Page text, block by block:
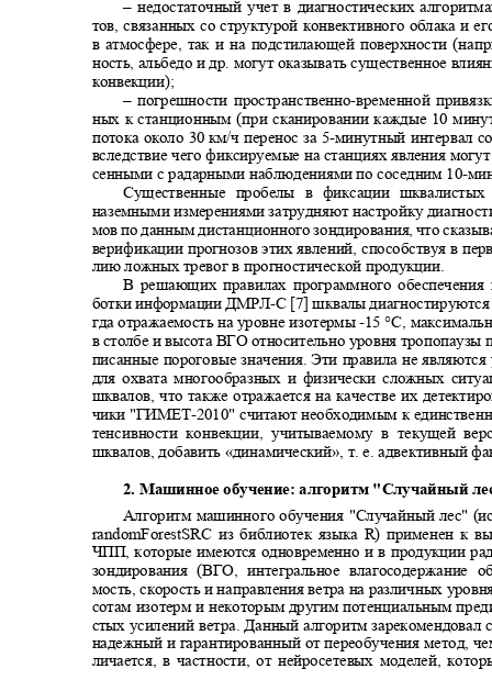
‒ недостаточный учет в диагностических
тов, связанных со структурой конвективного облака и
в атмосфере, так и на подстилающей поверхности
ность, альбедо и др. могут оказывать существенное
конвекции);
‒ погрешности пространственно-временной
ных к станционным (при сканировании каждые 10
потока около 30 км/ч перенос за 5-минутный интервал
вследствие чего фиксируемые на станциях явления
сенными с радарными наблюдениями по соседним 10-
Существенные пробелы в фиксации
наземными измерениями затрудняют настройку
мов по данным дистанционного зондирования, что
верификации прогнозов этих явлений, способствуя в
лию ложных тревог в прогностической продукции.
В решающих правилах программного
ботки информации ДМРЛ-С [7] шквалы
гда отражаемость на уровне изотермы-15°С,
в столбе и высота ВГО относительно уровня
писанные пороговые значения. Эти правила не
для охвата многообразных и физически сложных
шквалов, что также отражается на качестве их
чики "ГИМЕТ-2010" считают необходимым к
тенсивности конвекции, учитываемому в текущей
шквалов, добавить «динамический», т. е. адвективный
2. Машинное обучение: алгоритм "Случайный
Алгоритм машинного обучения "Случайный лес"
randomForestSRC из библиотек языка R) применен к
ЧПП, которые имеются одновременно и в продукции
зондирования (ВГО, интегральное влагосодержание
мость, скорость и направления ветра на различных
сотам изотерм и некоторым другим потенциальным
стых усилений ветра. Данный алгоритм зарекомендовал
надежный и гарантированный от переобучения метод,
личается, в частности, от нейросетевых моделей,